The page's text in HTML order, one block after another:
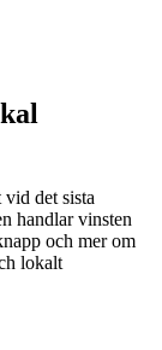
det sista
handlar vinsten
och mer om
lokalt